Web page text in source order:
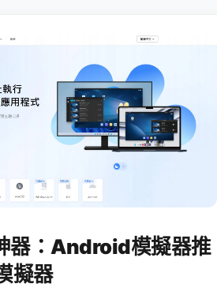
器：Android模擬器推
擬器